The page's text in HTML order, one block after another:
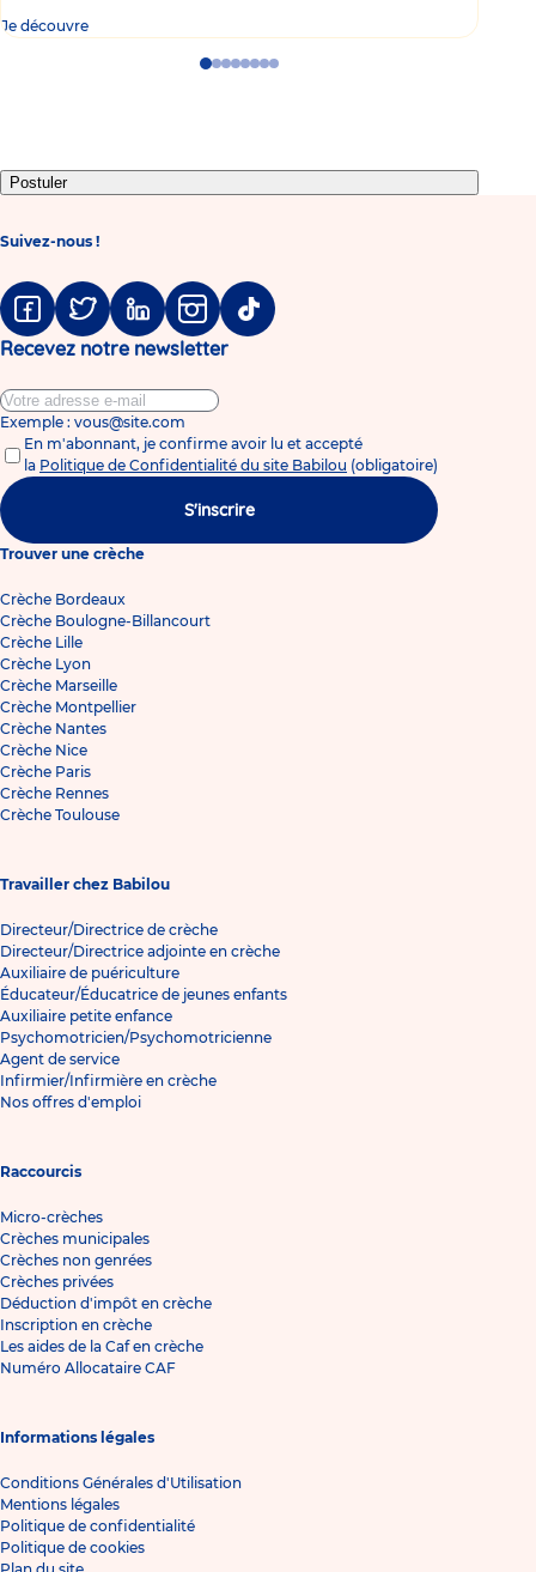
Je découvre
GoGoGoGoGoGo
GoGo
Postuler
Suivez-nous !
FacebookTwitter LinkedinInstagramTiktok
Recevez notre newsletter
Exemple : vous@site.com
En m'abonnant, je confirme avoir lu et accepté
la Politique de Confidentialité du site Babilou (obligatoire)
S'inscrire
Trouver une crèche
Crèche Bordeaux
Crèche Boulogne-Billancourt
Crèche Lille
Crèche Lyon
Crèche Marseille
Crèche Montpellier
Crèche Nantes
Crèche Nice
Crèche Paris
Crèche Rennes
Crèche Toulouse
Travailler chez Babilou
Directeur/Directrice de crèche
Directeur/Directrice adjointe en crèche
Auxiliaire de puériculture
Éducateur/Éducatrice de jeunes enfants
Auxiliaire petite enfance
Psychomotricien/Psychomotricienne
Agent de service
Infirmier/Infirmière en crèche
Nos offres d'emploi
Raccourcis
Micro-crèches
Crèches municipales
Crèches non genrées
Crèches privées
Déduction d'impôt en crèche
Inscription en crèche
Les aides de la Caf en crèche
Numéro Allocataire CAF
Informations légales
Conditions Générales d'Utilisation
Mentions légales
Politique de confidentialité
Politique de cookies